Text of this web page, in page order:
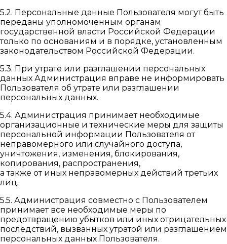
5.2. Персональные данные Пользователя могут быть
переданы уполномоченным органам
государственной власти Российской Федерации
только по основаниям и в порядке, установленным
законодательством Российской Федерации.
5.3. При утрате или разглашении персональных
данных Администрация вправе не информировать
Пользователя об утрате или разглашении
персональных данных.
5.4. Администрация принимает необходимые
организационные и технические меры для защиты
персональной информации Пользователя от
неправомерного или случайного доступа,
уничтожения, изменения, блокирования,
копирования, распространения,
а также от иных неправомерных действий третьих
лиц.
5.5. Администрация совместно с Пользователем
принимает все необходимые меры по
предотвращению убытков или иных отрицательных
последствий, вызванных утратой или разглашением
персональных данных Пользователя.